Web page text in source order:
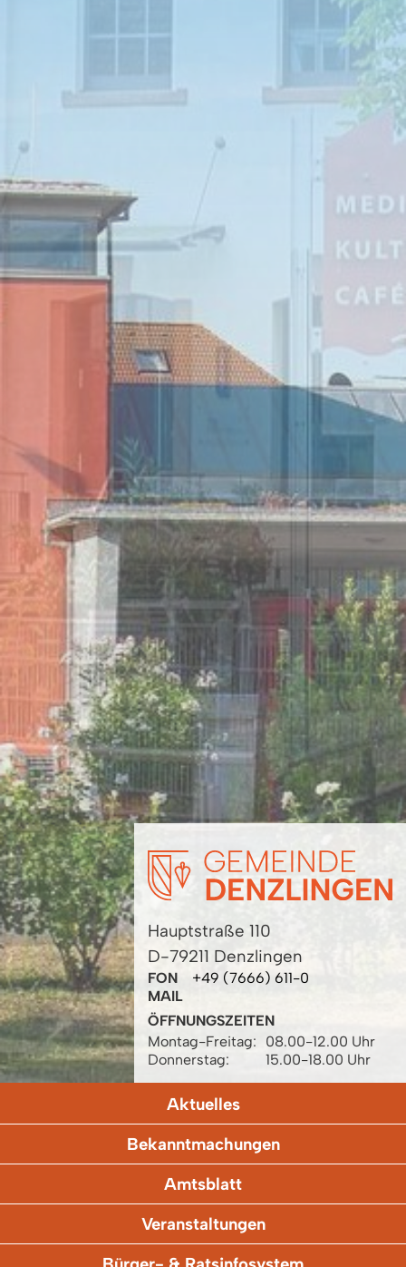
Hauptstraße 110
D-79211 Denzlingen
FON
+49 (7666) 611-0
MAIL
ÖFFNUNGSZEITEN
Montag-Freitag:
08.00-12.00 Uhr
Donnerstag:
15.00-18.00 Uhr
Aktuelles
Bekanntmachungen
Amtsblatt
Veranstaltungen